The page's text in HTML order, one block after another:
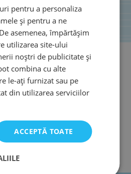
pentru a personaliza
și pentru a ne
asemenea, împărtășim
utilizarea site-ului
noștri de publicitate și
combina cu alte
le-ați furnizat sau pe
din utilizarea serviciilor
ACCEPTĂ TOATE